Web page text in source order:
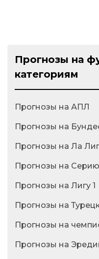
Прогнозы на
категориям
Прогнозы на АПЛ
Прогнозы на
Прогнозы на Ла
Прогнозы на
Прогнозы на Лигу 1
Прогнозы на
Прогнозы на
Прогнозы на